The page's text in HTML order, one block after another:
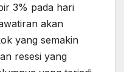
3% pada hari
akan
yang semakin
resesi yang